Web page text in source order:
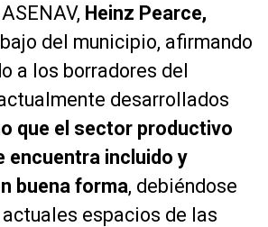
Heinz Pearce,
del municipio, afirmando
a los borradores del
desarrollados
que el sector productivo
encuentra incluido y
buena forma, debiéndose
espacios de las